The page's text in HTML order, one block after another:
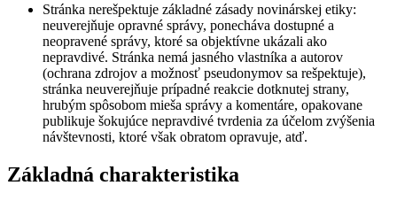
Stránka nerešpektuje základné zásady novinárskej etiky:
neuverejňuje opravné správy, ponecháva dostupné a
neopravené správy, ktoré sa objektívne ukázali ako
nepravdivé. Stránka nemá jasného vlastníka a autorov
(ochrana zdrojov a možnosť pseudonymov sa rešpektuje),
stránka neuverejňuje prípadné reakcie dotknutej strany,
hrubým spôsobom mieša správy a komentáre, opakovane
publikuje šokujúce nepravdivé tvrdenia za účelom zvýšenia
návštevnosti, ktoré však obratom opravuje, atď.
Základná charakteristika